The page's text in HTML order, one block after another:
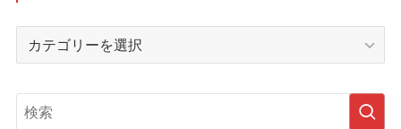
イ
ブ
リ